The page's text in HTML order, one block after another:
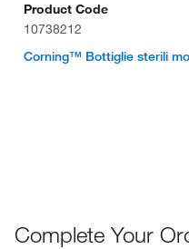
Product Code
10738212
Corning™ Bottiglie sterili
Complete Your